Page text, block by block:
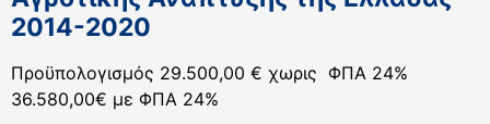
2014-2020
Προϋπολογισμός 29.500,00 € χωρις ΦΠΑ 24%
36.580,00€ με ΦΠΑ 24%